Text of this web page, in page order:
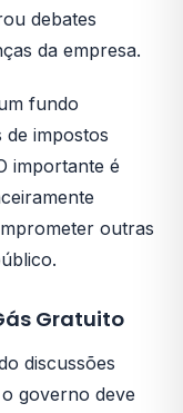
debates
da empresa.
fundo
impostos
importante é
outras
Gratuito
discussões
governo deve